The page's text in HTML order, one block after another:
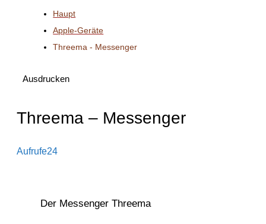
Haupt
Apple-Geräte
Threema - Messenger
Ausdrucken
Threema – Messenger
Aufrufe24
Der Messenger Threema